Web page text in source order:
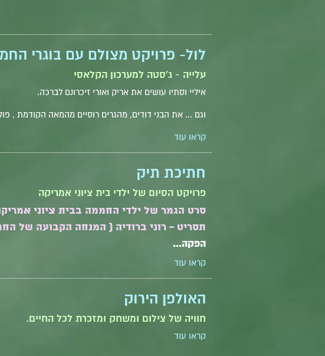
לול- פרויקט מצולם עם בוגרי
עלייה - ג'סטה למערכון הקלאסי
איליי וסתיו עושים את אריק ואורי זיכרונם לברכה.
וגם ... את הבני דודים, מהגרים רוסיים מהמאה הקודמת ,
קראו עוד
חתיכת תיק
פרויקט הסיום של ילדי בית ציוני אמריקה
סרט הגמר של ילדי החממה בבית ציוני אמריקה .
תסריט - רוני ברודיה ( המנחה הקבועה של
הפקה...
קראו עוד
האולפן הירוק
חוויה של צילום ומשחק ומזכרת לכל החיים.
קראו עוד